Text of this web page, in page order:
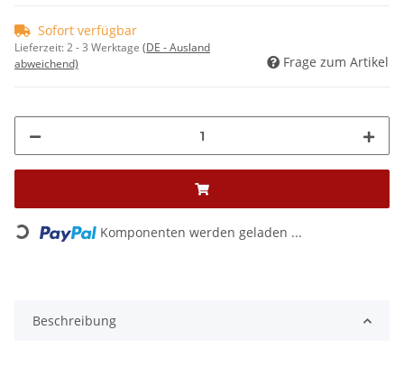
Sofort verfügbar
Lieferzeit:2 - 3 Werktage (DE - Ausland
abweichend)
Frage zum Artikel
Loading... Komponenten werden geladen ...
Beschreibung